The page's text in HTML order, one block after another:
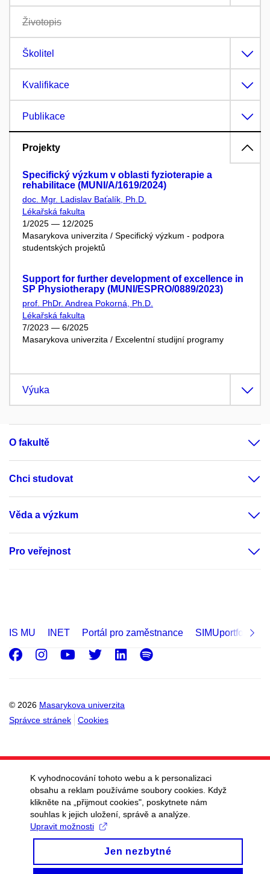
Životopis
Školitel
Kvalifikace
Publikace
Projekty
Specifický výzkum v oblasti fyzioterapie a
rehabilitace (MUNI/A/1619/2024)
doc. Mgr. Ladislav Baťalík, Ph.D.
Lékařská fakulta
1/2025 — 12/2025
Masarykova univerzita / Specifický výzkum - podpora
studentských projektů
Support for further development of excellence in
SP Physiotherapy (MUNI/ESPRO/0889/2023)
prof. PhDr. Andrea Pokorná, Ph.D.
Lékařská fakulta
7/2023 — 6/2025
Masarykova univerzita / Excelentní studijní programy
Výuka
O fakultě
Chci studovat
Věda a výzkum
Pro veřejnost
IS MU INET Portál pro zaměstnance SIMUportfolio
© 2026 Masarykova univerzita
Správce stránek
Cookies
Facebook
Instagram
Youtube
Twitter
LinkedIn
Spotify
K vyhodnocování tohoto webu a k personalizaci
obsahu a reklam používáme soubory cookies. Když
klikněte na „přijmout cookies", poskytnete nám
souhlas k jejich uložení, správě a analýze.
Upravit možnosti
Jen nezbytné